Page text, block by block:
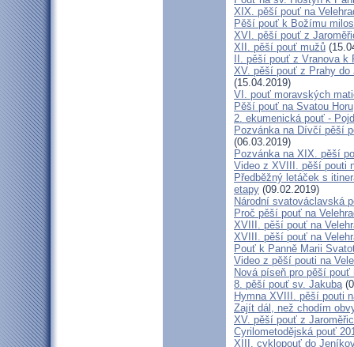
XIX. pěší pouť na
Pěší pouť k Božímu
XVI. pěší pouť z
XII. pěší pouť mužů
II. pěší pouť z Vranova k
XV. pěší pouť z Prahy
(15.04.2019)
VI. pouť moravských
Pěší pouť na Svatou Horu
2. ekumenická pouť -
Pozvánka na Dívčí pěší
(06.03.2019)
Pozvánka na XIX. pěší
Video z XVIII. pěší pouti
Předběžný letáček s
etapy (09.02.2019)
Národní svatováclavská
Proč pěší pouť na
XVIII. pěší pouť na
XVIII. pěší pouť na
Pouť k Panně Marii
Video z pěší pouti na
Nová píseň pro pěší
8. pěší pouť sv. Jakuba
Hymna XVIII. pěší pouti
Zajít dál, než chodím
XV. pěší pouť z
Cyrilometodějská pouť
XIII. cyklopouť do